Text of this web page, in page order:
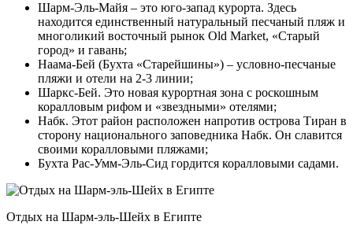
Шарм-Эль-Майя – это юго-запад курорта. Здесь
находится единственный натуральный песчаный пляж и
многоликий восточный рынок Old Market, «Старый
город» и гавань;
Наама-Бей (Бухта «Старейшины») – условно-песчаные
пляжи и отели на 2-3 линии;
Шаркс-Бей. Это новая курортная зона с роскошным
коралловым рифом и «звездными» отелями;
Набк. Этот район расположен напротив острова Тиран в
сторону национального заповедника Набк. Он славится
своими коралловыми пляжами;
Бухта Рас-Умм-Эль-Сид гордится коралловыми садами.
Отдых на Шарм-эль-Шейх в Египте